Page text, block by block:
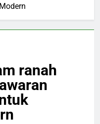
ranah